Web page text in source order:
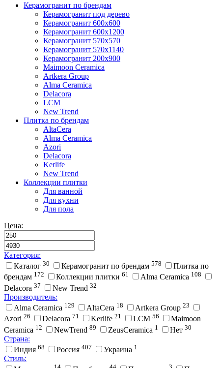
Керамогранит по брендам
Керамогранит под дерево
Керамогранит 600x600
Керамогранит 600x1200
Керамогранит 570x570
Керамогранит 570x1140
Керамогранит 200x900
Maimoon Ceramica
Artkera Group
Alma Ceramica
Delacora
LCM
New Trend
Плитка по брендам
AltaCera
Аlma Ceramica
Azori
Delacora
Kerlife
New Trend
Коллекции плитки
Для ванной
Для кухни
Для пола
Цена:
Категория:
Каталог 30 Керамогранит по брендам 578
Плитка по
брендам 172 Коллекции плитки 61 Alma Ceramica 108
Delacora 37 New Trend 32
Производитель:
Alma Ceramica 129 AltaCera 18 Artkera Group 23
Azori 26 Delacora 71 Kerlife 21 LCM 56
Maimoon
Ceramica 12 NewTrend 89 ZeusCeramica 1 Нет 30
Страна:
Индия 68 Россия 407 Украина 1
Стиль: